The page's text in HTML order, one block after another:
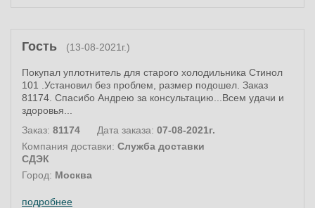
Гость (13-08-2021г.)
Покупал уплотнитель для старого холодильника Стинол
101 .Установил без проблем, размер подошел. Заказ
81174. Спасибо Андрею за консультацию...Всем удачи и
здоровья...
Заказ: 81174 Дата заказа: 07-08-2021г.
Компания доставки: Служба доставки
СДЭК
Город: Москва
подробнее